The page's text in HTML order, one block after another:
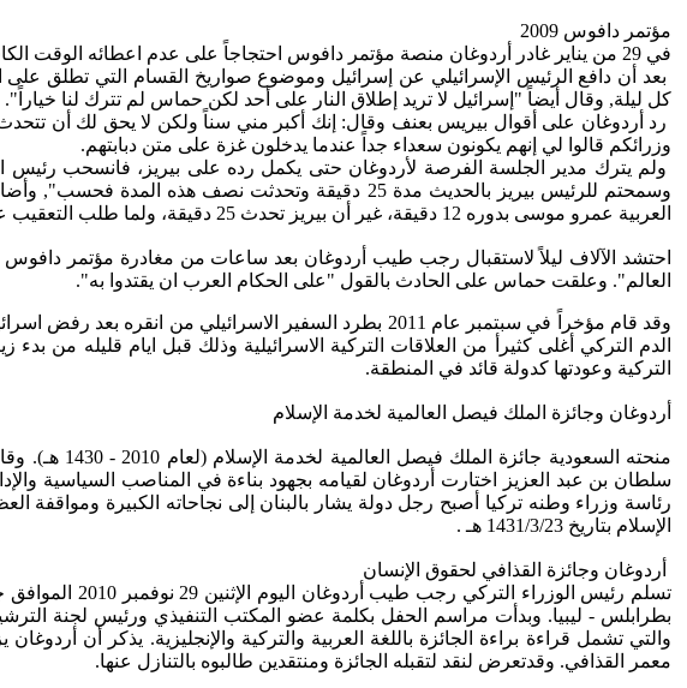
مؤتمر دافوس 2009
في 29 من يناير غادر أردوغان منصة مؤتمر دافوس احتجاجاً على عدم اعطائه الوقت الكافي للرد على الرئيس الإسرائيلي شيمون بيريز بشأن الحرب على غزة.
بعد أن دافع الرئيس الإسرائيلي عن إسرائيل وموضوع صواريخ القسام التي تطلق
كل ليلة, وقال أيضاً "إسرائيل لا تريد إطلاق النار على أحد لكن حماس لم تترك لنا خياراً".
رد أردوغان على أقوال بيريس بعنف وقال: إنك أكبر مني سناً ولكن لا يحق لك أن
وزرائكم قالوا لي إنهم يكونون سعداء جداً عندما يدخلون غزة على متن دبابتهم.
ولم يترك مدير الجلسة الفرصة لأردوغان حتى يكمل رده على بيريز، فانسحب رئيس
العربية عمرو موسى بدوره 12 دقيقة، غير أن بيريز تحدث 25 دقيقة، ولما طلب التعقيب عليه منعه مدير الجلسة.
احتشد الآلاف ليلاً لاستقبال رجب طيب أردوغان بعد ساعات من مغادرة مؤتمر دافوس
العالم". وعلقت حماس على الحادث بالقول "على الحكام العرب ان يقتدوا به".
وقد قام مؤخراً في سبتمبر عام 2011 بطرد السفير
الدم التركي أغلى كثيرأ من العلاقات التركية الاسرائيلية وذلك قبل ايام قليله من
التركية وعودتها كدولة قائد في المنطقة.
أردوغان وجائزة الملك فيصل العالمية لخدمة الإسلام
منحته
سلطان بن عبد العزيز اختارت أردوغان لقيامه بجهود بناءة في المناصب السياسية
رئاسة وزراء وطنه تركيا أصبح رجل دولة يشار بالبنان إلى نجاحاته الكبيرة
الإسلام بتاريخ 1431/3/23 هـ .
أردوغان وجائزة القذافي لحقوق الإنسان
تسلم رئيس
بطرابلس - ليبيا. وبدأت مراسم الحفل بكلمة عضو المكتب التنفيذي ورئيس لجنة
والتي تشمل قراءة براءة الجائزة باللغة العربية والتركية والإنجليزية. يذكر أن
معمر القذافي. وقدتعرض لنقد لتقبله الجائزة ومنتقدين طالبوه بالتنازل عنها.